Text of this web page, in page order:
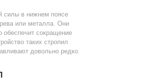
силы в нижнем поясе
или металла. Они
сокращение
таких стропил
довольно редко.